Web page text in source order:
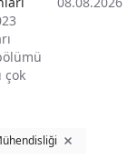
çok
filtreyi kaldır